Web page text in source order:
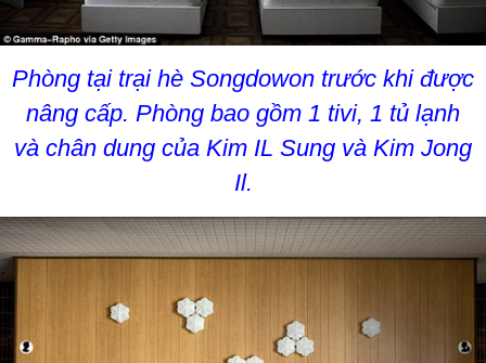
Phòng tại trại hè Songdowon trước khi được
nâng cấp. Phòng bao gồm 1 tivi, 1 tủ lạnh
và chân dung của Kim IL Sung và Kim Jong
Il.